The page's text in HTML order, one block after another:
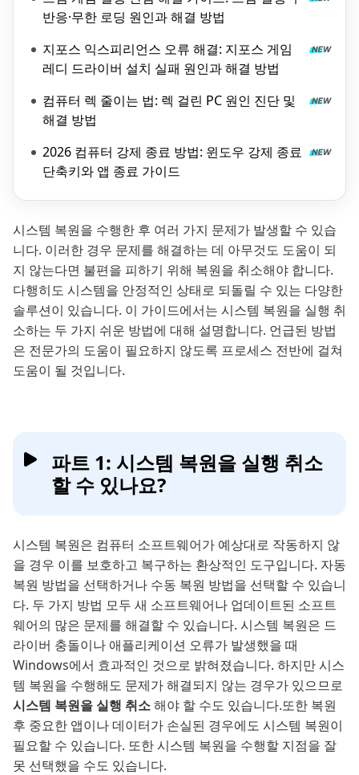
반응·무한 로딩 원인과 해결 방법
지포스 익스피리언스 오류 해결: 지포스 게임
레디 드라이버 설치 실패 원인과 해결 방법
컴퓨터 렉 줄이는 법: 렉 걸린 PC 원인 진단 및
해결 방법
2026 컴퓨터 강제 종료 방법: 윈도우 강제 종료
단축키와 앱 종료 가이드
시스템 복원을 수행한 후 여러 가지 문제가 발생할 수 있습
니다. 이러한 경우 문제를 해결하는 데 아무것도 도움이 되
지 않는다면 불편을 피하기 위해 복원을 취소해야 합니다.
다행히도 시스템을 안정적인 상태로 되돌릴 수 있는 다양한
솔루션이 있습니다. 이 가이드에서는 시스템 복원을 실행 취
소하는 두 가지 쉬운 방법에 대해 설명합니다. 언급된 방법
은 전문가의 도움이 필요하지 않도록 프로세스 전반에 걸쳐
도움이 될 것입니다.
파트 1: 시스템 복원을 실행 취소
할 수 있나요?
시스템 복원은 컴퓨터 소프트웨어가 예상대로 작동하지 않
을 경우 이를 보호하고 복구하는 환상적인 도구입니다. 자동
복원 방법을 선택하거나 수동 복원 방법을 선택할 수 있습니
다. 두 가지 방법 모두 새 소프트웨어나 업데이트된 소프트
웨어의 많은 문제를 해결할 수 있습니다. 시스템 복원은 드
라이버 충돌이나 애플리케이션 오류가 발생했을 때
Windows에서 효과적인 것으로 밝혀졌습니다. 하지만 시스
템 복원을 수행해도 문제가 해결되지 않는 경우가 있으므로
시스템 복원을 실행 취소해야 할 수도 있습니다.또한 복원
후 중요한 앱이나 데이터가 손실된 경우에도 시스템 복원이
필요할 수 있습니다. 또한 시스템 복원을 수행할 지점을 잘
못 선택했을 수도 있습니다.